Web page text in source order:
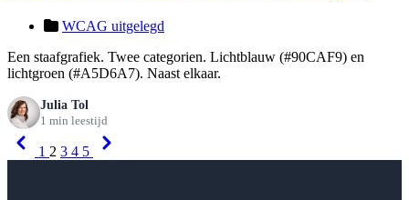
WCAG uitgelegd
Een staafgrafiek. Twee categorien. Lichtblauw (#90CAF9) en
lichtgroen (#A5D6A7). Naast elkaar.
Julia Tol
1 min leestijd
Previous
1 2 3 4 5
Next